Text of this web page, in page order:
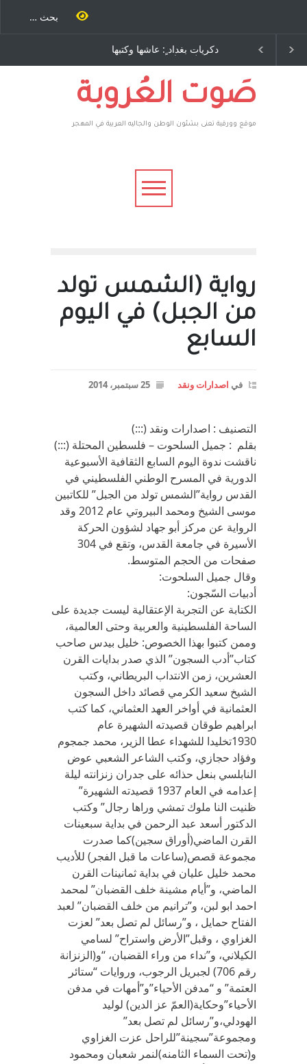
الاستيطان ومسلسل الخداع
المستمر - قلم : راسم عبيدات
عاشها وكتبها
الامريكية
صَوت العُروبة
موقع وورقية تعنى بشئون الوطن والجاليه العربية في المهجر
رواية (الشمس تولد
من الجبل) في اليوم
السابع
في اصدارات ونقد 25 سبتمبر، 2014
التصنيف : اصدارات ونقد (:::)
بقلم : جميل السلحوت – فلسطين المحتلة (:::)
ناقشت ندوة اليوم السابع الثقافية الأسبوعية
الدورية في المسرح الوطني الفلسطيني في
القدس رواية”الشمس تولد من الجبل” للكاتبين
موسى الشيخ ومحمد البيروتي عام 2012 وقد
الرواية عن مركز أبو جهاد لشؤون الحركة
الأسيرة في جامعة القدس، وتقع في 304
صفحات من الحجم المتوسط.
وقال جميل السلحوت:
أدبيات السّجون:
الكتابة عن التجربة الإعتقالية ليست جديدة على
الساحة الفلسطينية والعربية وحتى العالمية،
وممن كتبوا بهذا الخصوص: خليل بيدس صاحب
كتاب”أدب السجون” الذي صدر بدايات القرن
العشرين، زمن الانتداب البريطاني، وكتب
الشيخ سعيد الكرمي قصائد داخل السجون
العثمانية في أواخر العهد العثماني، كما كتب
ابراهيم طوقان قصيدته الشهيرة عام
1930تخليدا للشهداء عطا الزير، محمد جمجوم
وفؤاد حجازي، وكتب الشاعر الشعبي عوض
النابلسي بنعل حذائه على جدران زنزانته ليلة
إعدامه في العام 1937 قصيدته الشهيرة”
ظنيت النا ملوك تمشي وراها رجال” وكتب
الدكتور أسعد عبد الرحمن في بداية سبعينات
القرن الماضي(أوراق سجين)كما صدرت
مجموعة قصص(ساعات ما قبل الفجر) للأديب
محمد خليل عليان في بداية ثمانينات القرن
الماضي، و”أيام مشينة خلف القضبان” لمحمد
احمد ابو لبن، و”ترانيم من خلف القضبان” لعبد
الفتاح حمايل ، و”رسائل لم تصل بعد” لعزت
الغزاوي ، وقبل”الأرض واستراح” لسامي
الكيلاني، و”نداء من وراء القضبان، “و(الزنزانة
رقم 706) لجبريل الرجوب، وروايات “ستائر
العتمة” و “مدفن الأحياء”و”أمهات في مدفن
الأحياء”وحكاية(العمّ عز الدين) لوليد
الهودلي،و”رسائل لم تصل بعد”
ومجموعة”سجينة”للراحل عزت الغزاوي
و(تحت السماء الثامنه)لنمر شعبان ومحمود